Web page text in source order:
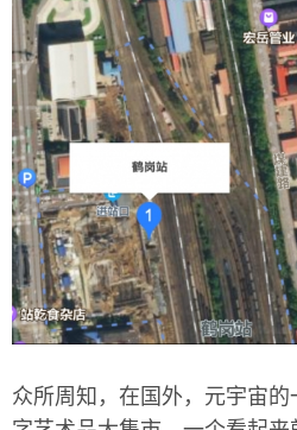
众所周知，在国外，元宇宙